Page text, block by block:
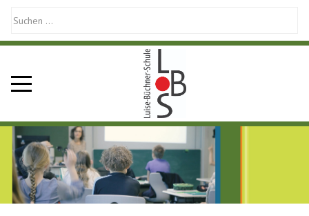
Mobile Menu Toggle